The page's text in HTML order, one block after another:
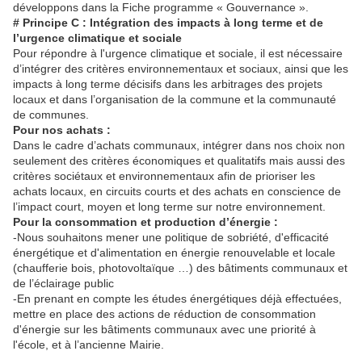
développons dans la Fiche programme « Gouvernance ».
# Principe C : Intégration des impacts à long terme et de
l’urgence climatique et sociale
Pour répondre à l'urgence climatique et sociale, il est nécessaire
d’intégrer des critères environnementaux et sociaux, ainsi que les
impacts à long terme décisifs dans les arbitrages des projets
locaux et dans l’organisation de la commune et la communauté
de communes.
Pour nos achats :
Dans le cadre d’achats communaux, intégrer dans nos choix non
seulement des critères économiques et qualitatifs mais aussi des
critères sociétaux et environnementaux afin de prioriser les
achats locaux, en circuits courts et des achats en conscience de
l’impact court, moyen et long terme sur notre environnement.
Pour la consommation et production d’énergie :
-Nous souhaitons mener une politique de sobriété, d'efficacité
énergétique et d'alimentation en énergie renouvelable et locale
(chaufferie bois, photovoltaïque …) des bâtiments communaux et
de l’éclairage public
-En prenant en compte les études énergétiques déjà effectuées,
mettre en place des actions de réduction de consommation
d'énergie sur les bâtiments communaux avec une priorité à
l'école, et à l’ancienne Mairie.